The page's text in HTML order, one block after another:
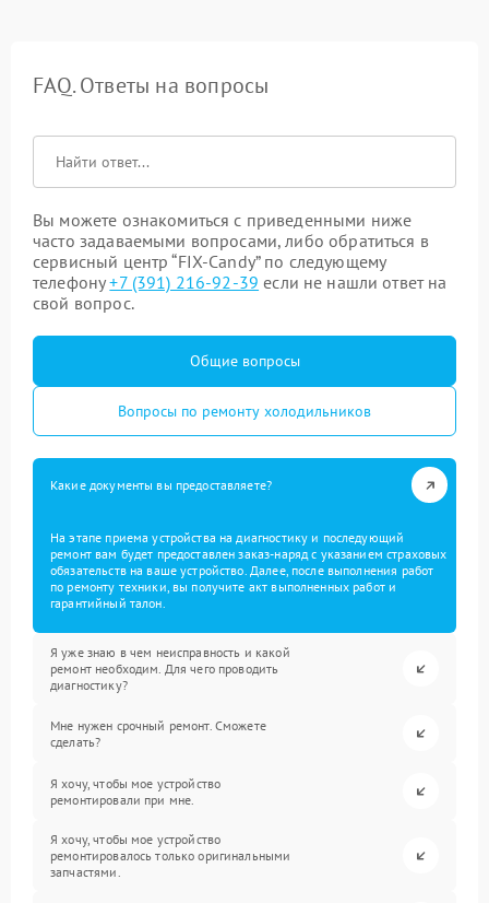
FAQ. Ответы на вопросы
Вы можете ознакомиться с приведенными ниже
часто задаваемыми вопросами, либо обратиться в
сервисный центр “FIX-Candy” по следующему
телефону+7 (391) 216-92-39 если не нашли ответ на
свой вопрос.
Общие вопросы
Вопросы по ремонту холодильников
Какие документы вы предоставляете?
На этапе приема устройства на диагностику и последующий
ремонт вам будет предоставлен заказ-наряд с указанием страховых
обязательств на ваше устройство. Далее, после выполнения работ
по ремонту техники, вы получите акт выполненных работ и
гарантийный талон.
Я уже знаю в чем неисправность и какой
ремонт необходим. Для чего проводить
диагностику?
Мне нужен срочный ремонт. Сможете
сделать?
Я хочу, чтобы мое устройство
ремонтировали при мне.
Я хочу, чтобы мое устройство
ремонтировалось только оригинальными
запчастями.